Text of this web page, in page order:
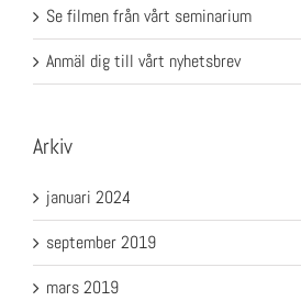
Se filmen från vårt seminarium
Anmäl dig till vårt nyhetsbrev
Arkiv
januari 2024
september 2019
mars 2019